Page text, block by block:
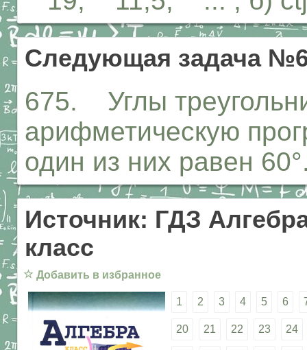
Следующая задача
675. Углы
арифметическую
один из них равен
Источник: ГДЗ
класс
☆ Добавить в избранное
1 2 3 4 5 6
20 21 22 23 24